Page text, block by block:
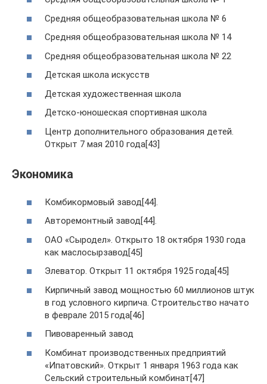
Средняя общеобразовательная школа № 6
Средняя общеобразовательная школа № 14
Средняя общеобразовательная школа № 22
Детская школа искусств
Детская художественная школа
Детско-юношеская спортивная школа
Центр дополнительного образования детей.
Открыт 7 мая 2010 года[43]
Экономика
Комбикормовый завод[44].
Авторемонтный завод[44].
ОАО «Сыродел». Открыто 18 октября 1930 года
как маслосырзавод[45]
Элеватор. Открыт 11 октября 1925 года[45]
Кирпичный завод мощностью 60 миллионов штук
в год условного кирпича. Строительство начато
в феврале 2015 года[46]
Пивоваренный завод
Комбинат производственных предприятий
«Ипатовский». Открыт 1 января 1963 года как
Сельский строительный комбинат[47]